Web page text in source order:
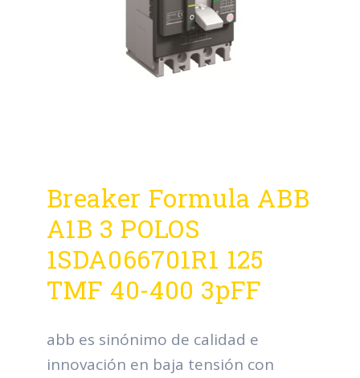
Breaker Formula ABB
A1B 3 POLOS
1SDA066701R1 125
TMF 40-400 3pFF
abb es sinónimo de calidad e
innovación en baja tensión con